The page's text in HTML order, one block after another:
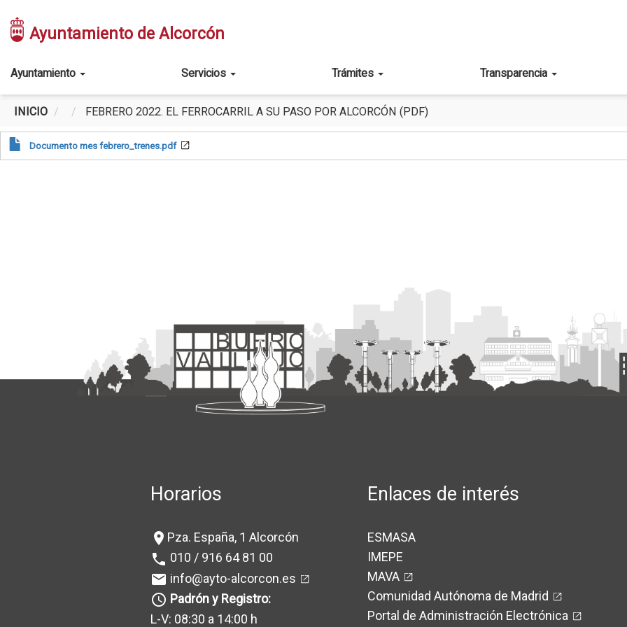
contenido
Ayuntamiento de Alcorcón
Main
navigation
Ayuntamiento Servicios Trámites Transparencia
INICIO FEBRERO 2022. EL FERROCARRIL A SU PASO POR ALCORCÓN (PDF)
Documento mes febrero_trenes.pdf
Horarios
location_on Pza. España, 1 Alcorcón
phone 010 / 916 64 81 00
mail info@ayto-alcorcon.es
query_builder Padrón y Registro:
L-V: 08:30 a 14:00 h
Enlaces de interés
ESMASA
IMEPE
MAVA
Comunidad Autónoma de Madrid
Portal de Administración Electrónica